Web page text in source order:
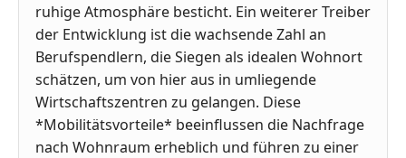
ruhige Atmosphäre besticht. Ein weiterer Treiber
der Entwicklung ist die wachsende Zahl an
Berufspendlern, die Siegen als idealen Wohnort
schätzen, um von hier aus in umliegende
Wirtschaftszentren zu gelangen. Diese
*Mobilitätsvorteile* beeinflussen die Nachfrage
nach Wohnraum erheblich und führen zu einer